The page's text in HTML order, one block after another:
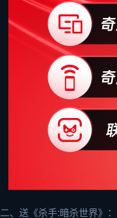
二、送《杀手:暗杀世界》